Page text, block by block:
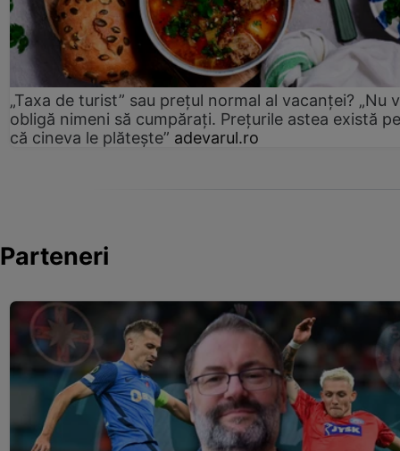
„Taxa de turist” sau prețul normal al vacanței? „Nu
obligă nimeni să cumpărați. Prețurile astea există
că cineva le plătește” adevarul.ro
Parteneri